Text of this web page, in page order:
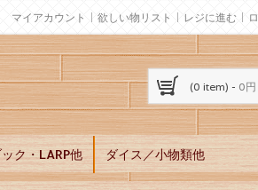
マイアカウント 欲しい物リスト レジに進む
(0 item) - 0円
ク・LARP他 ダイス／小物類他